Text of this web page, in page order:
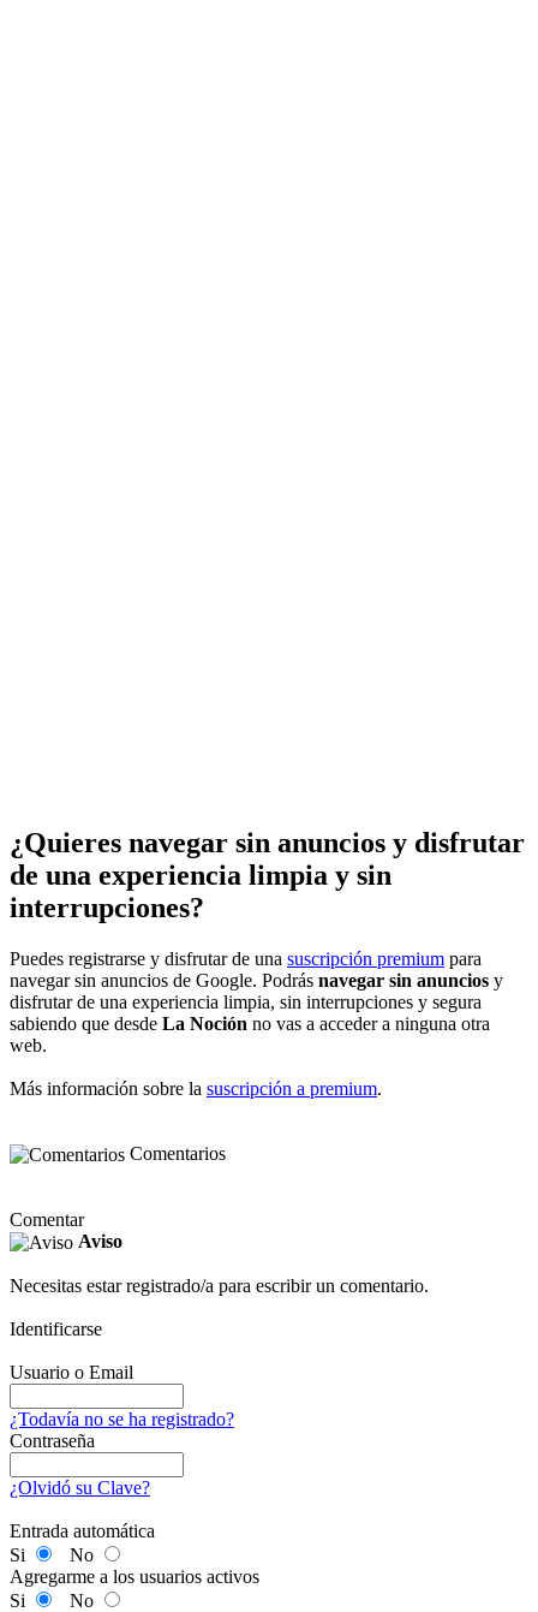
¿Quieres navegar sin anuncios y disfrutar
de una experiencia limpia y sin
interrupciones?
Puedes registrarse y disfrutar de una suscripción premium para
navegar sin anuncios de Google. Podrás navegar sin anuncios y
disfrutar de una experiencia limpia, sin interrupciones y segura
sabiendo que desde La Noción no vas a acceder a ninguna otra
web.
Más información sobre la suscripción a premium.
Comentarios
Comentar
Aviso
Necesitas estar registrado/a para escribir un comentario.
Identificarse
Usuario o Email
¿Todavía no se ha registrado?
Contraseña
¿Olvidó su Clave?
Entrada automática
Si
No
Agregarme a los usuarios activos
Si
No